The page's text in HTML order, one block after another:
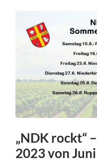
„NDK rockt“
2023 von